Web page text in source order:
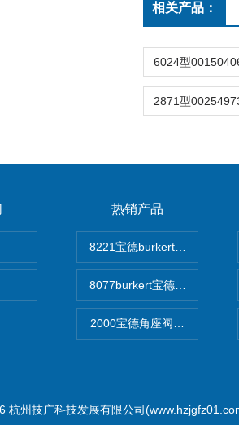
相关产品：
热销产品
8221宝德burkert电导率探头
8077burkert宝德椭圆齿轮脉
2000宝德角座阀德国宝帝
杭州技广科技发展有限公司